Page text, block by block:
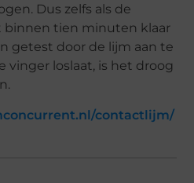
Dus zelfs als de
binnen tien minuten klaar
getest door de lijm aan te
vinger loslaat, is het droog
contactlijm/